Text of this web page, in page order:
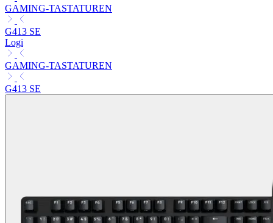
GAMING-TASTATUREN
G413 SE
Logi
GAMING-TASTATUREN
G413 SE